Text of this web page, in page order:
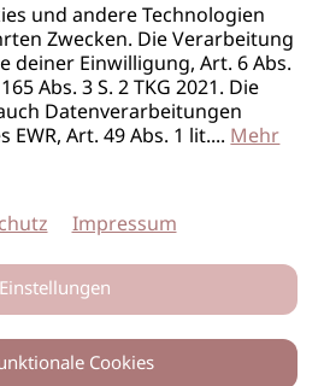
und andere Technologien
Zwecken. Die Verarbeitung
deiner Einwilligung, Art. 6 Abs.
Abs. 3 S. 2 TKG 2021. Die
Datenverarbeitungen
Art. 49 Abs. 1 lit....Mehr
Impressum
Einstellungen
Cookies